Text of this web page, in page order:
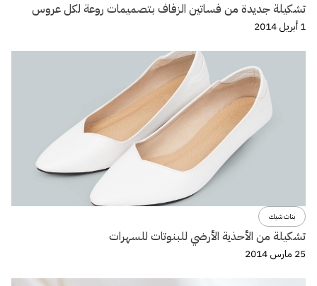
تشكيلة جديدة من فساتين الزفاف بتصميمات روعة لكل عروس
1 أبريل 2014
بنات شيك
تشكيلة من الأحذية الأرضي للبنوتات للسهرات
25 مارس 2014